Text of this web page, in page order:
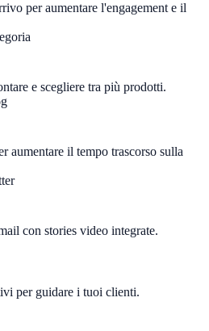
per aumentare l'engagement e il
e scegliere tra più prodotti.
aumentare il tempo trascorso sulla
con stories video integrate.
per guidare i tuoi clienti.